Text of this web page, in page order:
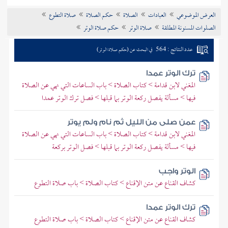
تراجم الأعلام
العرض الموضوعي العبادات الصلاة حكم الصلاة
صلاة التطوع
الصلوات المسنونة المطلقة
صلاة الوتر حكم صلاة الوتر
عدد النتائج : 564 في البحث عن (حكم صلاة الوتر)
ترك الوتر عمدا
المغني لابن قدامة > كتاب الصلاة > باب الساعات التي نهي عن الصلاة
فيها > مسألة يفصل ركعة الوتر بما قبلها > فصل ترك الوتر عمدا
عمن صلى من الليل ثم نام ولم يوتر
المغني لابن قدامة > كتاب الصلاة > باب الساعات التي نهي عن الصلاة
فيها > مسألة يفصل ركعة الوتر بما قبلها > فصل الوتر بركعة
الوتر واجب
كشاف القناع عن متن الإقناع > كتاب الصلاة > باب صلاة التطوع
ترك الوتر عمدا
كشاف القناع عن متن الإقناع > كتاب الصلاة > باب صلاة التطوع